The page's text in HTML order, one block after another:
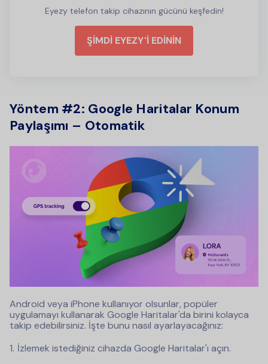
Eyezy telefon takip cihazının gücünü keşfedin!
ŞİMDİ EYEZY'İ EDİNİN
Yöntem #2: Google Haritalar Konum
Paylaşımı – Otomatik
Android veya iPhone kullanıyor olsunlar, popüler
uygulamayı kullanarak Google Haritalar'da birini kolayca
takip edebilirsiniz. İşte bunu nasıl ayarlayacağınız:
İzlemek istediğiniz cihazda Google Haritalar'ı açın.